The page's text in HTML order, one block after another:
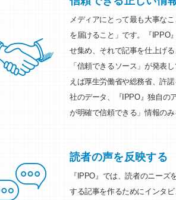
メディアにとって最も大事な
を届けること」です。『IPPO
せ集め、それで記事を仕上げ
「信頼できるソース」が発表
えば厚生労働省や総務省、許
社のデータ、『IPPO』独自の
が明確で信頼できる」情報のみ
読者の声を反映する
『IPPO』では、読者のニーズ
する記事を作るためにインタ